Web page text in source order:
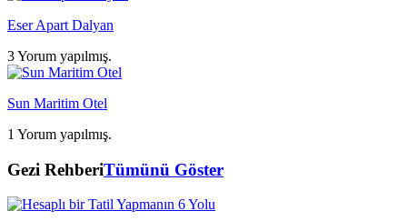
Eser Apart Dalyan
3 Yorum yapılmış.
Sun Maritim Otel
1 Yorum yapılmış.
Gezi RehberiTümünü Göster